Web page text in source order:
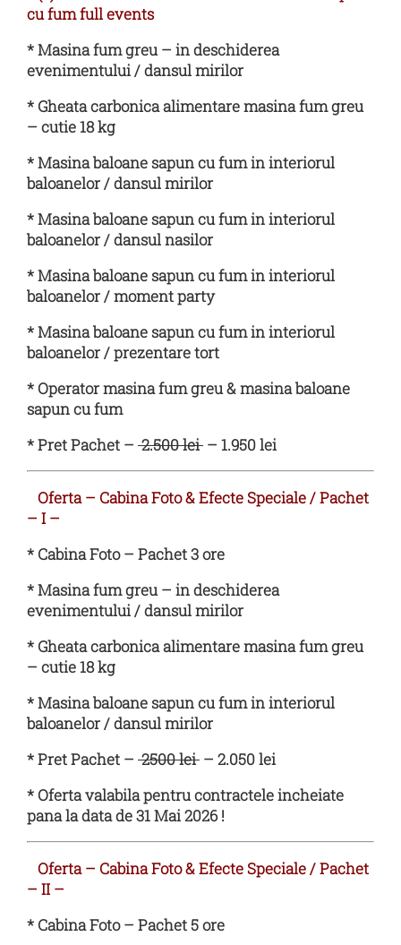
cu fum full events
* Masina fum greu – in deschiderea
evenimentului / dansul mirilor
* Gheata carbonica alimentare masina fum greu
– cutie 18 kg
* Masina baloane sapun cu fum in interiorul
baloanelor / dansul mirilor
* Masina baloane sapun cu fum in interiorul
baloanelor / dansul nasilor
* Masina baloane sapun cu fum in interiorul
baloanelor / moment party
* Masina baloane sapun cu fum in interiorul
baloanelor / prezentare tort
* Operator masina fum greu & masina baloane
sapun cu fum
* Pret Pachet – 2.500 lei – 1.950 lei
Oferta – Cabina Foto & Efecte Speciale / Pachet
– I –
* Cabina Foto – Pachet 3 ore
* Masina fum greu – in deschiderea
evenimentului / dansul mirilor
* Gheata carbonica alimentare masina fum greu
– cutie 18 kg
* Masina baloane sapun cu fum in interiorul
baloanelor / dansul mirilor
* Pret Pachet – 2500 lei – 2.050 lei
* Oferta valabila pentru contractele incheiate
pana la data de 31 Mai 2026 !
Oferta – Cabina Foto & Efecte Speciale / Pachet
– II –
* Cabina Foto – Pachet 5 ore